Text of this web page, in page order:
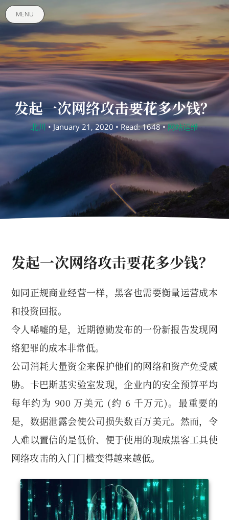
MENU
发起一次网络攻击要花多少钱？
北川• January 21, 2020 • Read: 1648 •网站运维
发起一次网络攻击要花多少钱？
如同正规商业经营一样，黑客也需要衡量运营成本
和投资回报。
令人唏嘘的是，近期德勤发布的一份新报告发现网
络犯罪的成本非常低。
公司消耗大量资金来保护他们的网络和资产免受威
胁。卡巴斯基实验室发现，企业内的安全预算平均
每年约为 900 万美元 (约 6 千万元)。最重要的
是，数据泄露会使公司损失数百万美元。然而，令
人难以置信的是低价、便于使用的现成黑客工具使
网络攻击的入门门槛变得越来越低。